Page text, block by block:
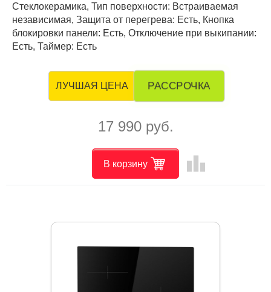
Стеклокерамика, Тип поверхности: Встраиваемая
независимая, Защита от перегрева: Есть, Кнопка
блокировки панели: Есть, Отключение при выкипании:
Есть, Таймер: Есть
ЛУЧШАЯ ЦЕНА РАССРОЧКА
17 990 руб.
В корзину leaderboard